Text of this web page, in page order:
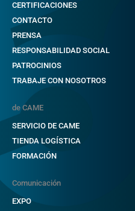
CERTIFICACIONES
CONTACTO
PRENSA
RESPONSABILIDAD SOCIAL
PATROCINIOS
TRABAJE CON NOSOTROS
de CAME
SERVICIO DE CAME
TIENDA LOGÍSTICA
FORMACIÓN
Comunicación
EXPO